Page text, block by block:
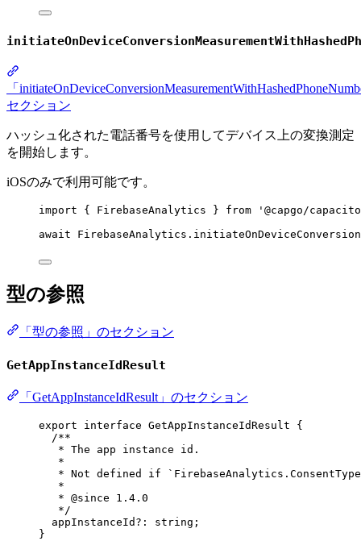
「
セクション
ハッシュ化された電話番号を使用してデバイス上の変換測定
を開始します。
iOSのみで利用可能です。
import { FirebaseAnalytics } from
'@capgo/
await FirebaseAnalytics.
型の参照
「型の参照」のセクション
GetAppInstanceIdResult
「GetAppInstanceIdResult」のセクション
export interface GetAppInstanceIdResult {
/**
* The app instance id.
*
* Not defined if
*
* @since 1.4.0
*/
appInstanceId ?: string ;
}